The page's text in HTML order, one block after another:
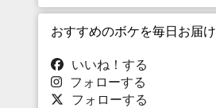
おすすめのボケを毎日お届け
いいね！する
フォローする
フォローする